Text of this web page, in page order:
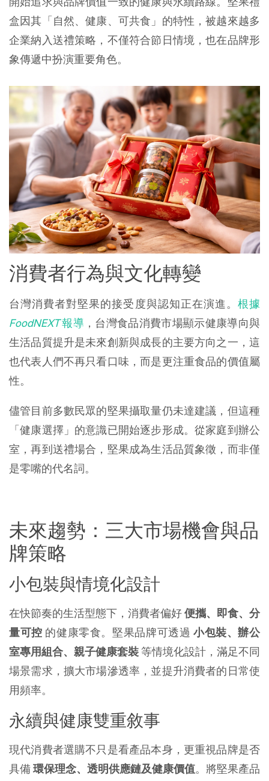
盒因其「自然、健康、可共食」的特性，被越來越多
企業納入送禮策略，不僅符合節日情境，也在品牌形
象傳遞中扮演重要角色。
消費者行為與文化轉變
台灣消費者對堅果的接受度與認知正在演進。 根據
FoodNEXT報導 ，台灣食品消費市場顯示健康導向與
生活品質提升是未來創新與成長的主要方向之一，這
也代表人們不再只看口味，而是更注重食品的價值屬
性。
儘管目前多數民眾的堅果攝取量仍未達建議，但這種
「健康選擇」的意識已開始逐步形成。從家庭到辦公
室，再到送禮場合，堅果成為生活品質象徵，而非僅
是零嘴的代名詞。
未來趨勢：三大市場機會與品
牌策略
小包裝與情境化設計
在快節奏的生活型態下，消費者偏好便攜、即食、分
量可控 的健康零食。堅果品牌可透過 小包裝、辦公
室專用組合、親子健康套裝等情境化設計，滿足不同
場景需求，擴大市場滲透率，並提升消費者的日常使
用頻率。
永續與健康雙重敘事
現代消費者選購不只是看產品本身，更重視品牌是否
具備環保理念、透明供應鏈及健康價值。將堅果產品